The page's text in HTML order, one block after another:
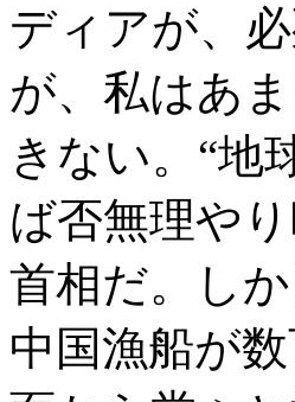
ディアが、
が、私はあ
きない。“地
ば否無理や
首相だ。し
中国漁船が